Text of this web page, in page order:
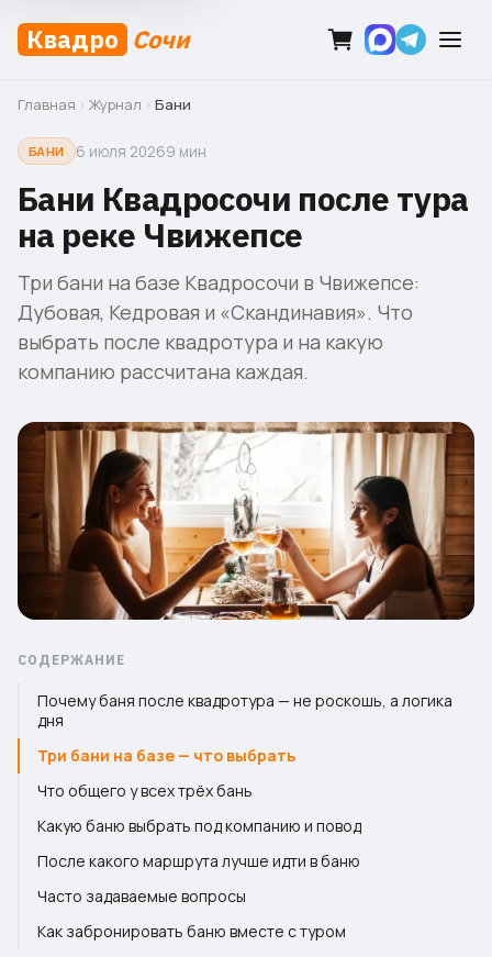
Квадро Сочи
Главная › Журнал › Бани
БАНИ 6 июля 20269 мин
Бани Квадросочи после тура
на реке Чвижепсе
Три бани на базе Квадросочи в Чвижепсе:
Дубовая, Кедровая и «Скандинавия». Что
выбрать после квадротура и на какую
компанию рассчитана каждая.
СОДЕРЖАНИЕ
Почему баня после квадротура — не роскошь, а логика
дня
Три бани на базе — что выбрать
Что общего у всех трёх бань
Какую баню выбрать под компанию и повод
После какого маршрута лучше идти в баню
Часто задаваемые вопросы
Как забронировать баню вместе с туром